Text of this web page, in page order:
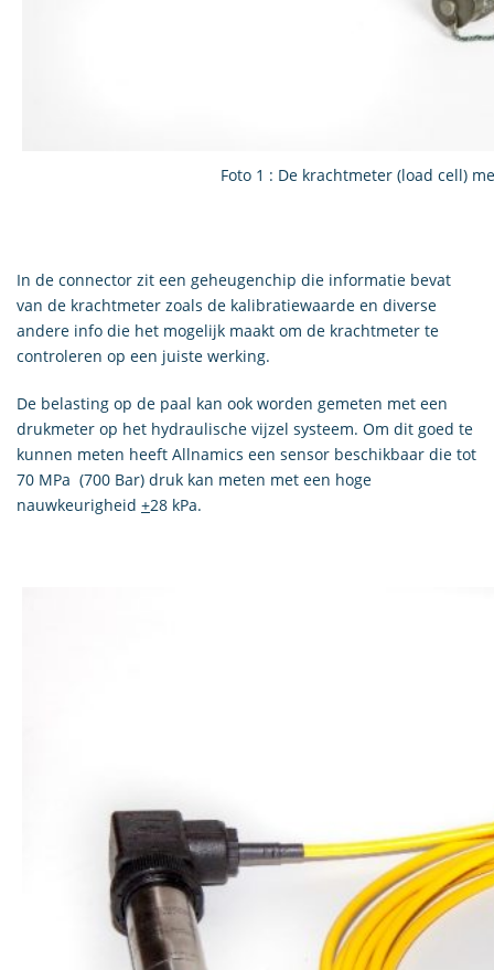
Foto 1 : De krachtmeter (load cell)
In de connector zit een geheugenchip die informatie bevat
van de krachtmeter zoals de kalibratiewaarde en diverse
andere info die het mogelijk maakt om de krachtmeter te
controleren op een juiste werking.
De belasting op de paal kan ook worden gemeten met een
drukmeter op het hydraulische vijzel systeem. Om dit goed te
kunnen meten heeft Allnamics een sensor beschikbaar die tot
70 MPa (700 Bar) druk kan meten met een hoge
nauwkeurigheid +28 kPa.